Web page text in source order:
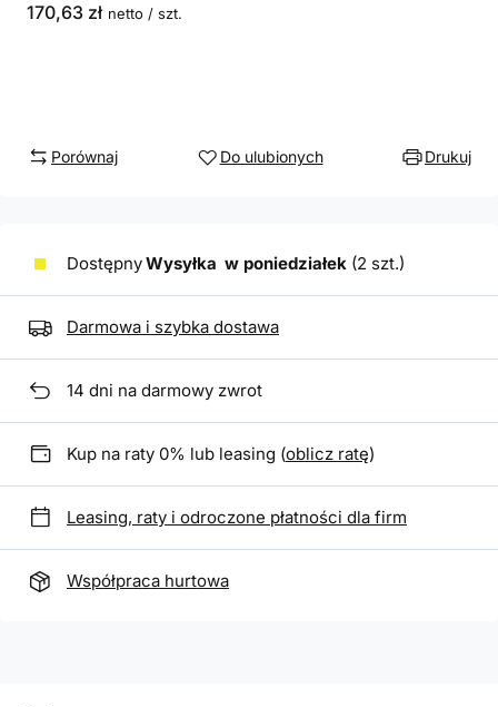
170,63 zł netto / szt.
Porównaj Do ulubionych Drukuj
DostępnyWysyłka w poniedziałek (2 szt.)
Darmowa i szybka dostawa
14 dni na darmowy zwrot
Kup na raty 0% lub leasing (oblicz ratę)
Leasing, raty i odroczone płatności dla firm
Współpraca hurtowa